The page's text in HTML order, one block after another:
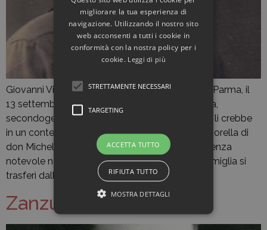
Giovanni Vignali nacque a Felino, in provincia di Parma, il
13 settembre 1908 da Romualdo e Maria Guerra,
secondogenito degli otto figli della coppia, che li crebbe
in un contesto di forte religiosità (la madre era sorella di
don Michele Guerra, che avrebbe avuto un’influenza
notevole nella sua formazione giovanile). La famiglia si
trasferì dalla […]
Zanzucchi Danilo
migliorare la tua esperienza di
navigazione. Utilizzando il nostro sito
web acconsenti a tutti i cookie in
conformità con la nostra policy per i
cookie. Leggi di più
STRETTAMENTE NECESSARI
TARGETING
ACCETTA TUTTO
RIFIUTA TUTTO
MOSTRA DETTAGLI